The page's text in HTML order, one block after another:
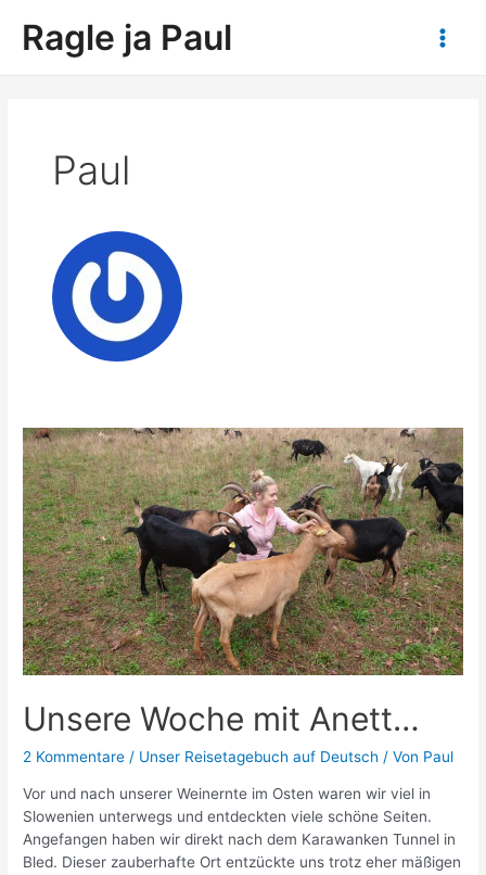
Inhalt
springen
Ragle ja Paul
Main
Paul
Unsere Woche mit Anett…
2 Kommentare / Unser Reisetagebuch auf Deutsch / Von Paul
Vor und nach unserer Weinernte im Osten waren wir viel in
Slowenien unterwegs und entdeckten viele schöne Seiten.
Angefangen haben wir direkt nach dem Karawanken Tunnel in
Bled. Dieser zauberhafte Ort entzückte uns trotz eher mäßigen